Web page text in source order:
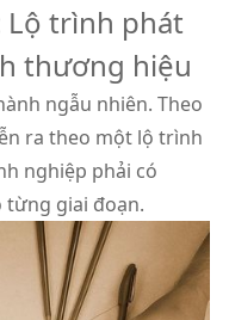
Lộ trình phát
thương hiệu
ngẫu nhiên. Theo
ra theo một lộ trình
nghiệp phải có
từng giai đoạn.